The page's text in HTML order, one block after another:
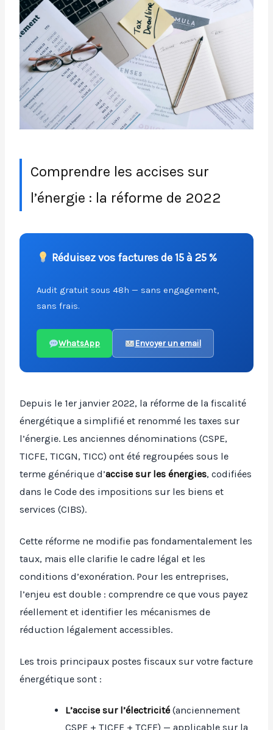
Comprendre les accises sur
l’énergie : la réforme de 2022
Réduisez vos factures de 15 à 25 %
Audit gratuit sous 48h — sans engagement,
sans frais.
WhatsApp Envoyer un email
Depuis le 1er janvier 2022, la réforme de la fiscalité
énergétique a simplifié et renommé les taxes sur
l’énergie. Les anciennes dénominations (CSPE,
TICFE, TICGN, TICC) ont été regroupées sous le
terme générique d’accise sur les énergies, codifiées
dans le Code des impositions sur les biens et
services (CIBS).
Cette réforme ne modifie pas fondamentalement les
taux, mais elle clarifie le cadre légal et les
conditions d’exonération. Pour les entreprises,
l’enjeu est double : comprendre ce que vous payez
réellement et identifier les mécanismes de
réduction légalement accessibles.
Les trois principaux postes fiscaux sur votre facture
énergétique sont :
L’accise sur l’électricité (anciennement
CSPE + TICFE + TCFE) — applicable sur la